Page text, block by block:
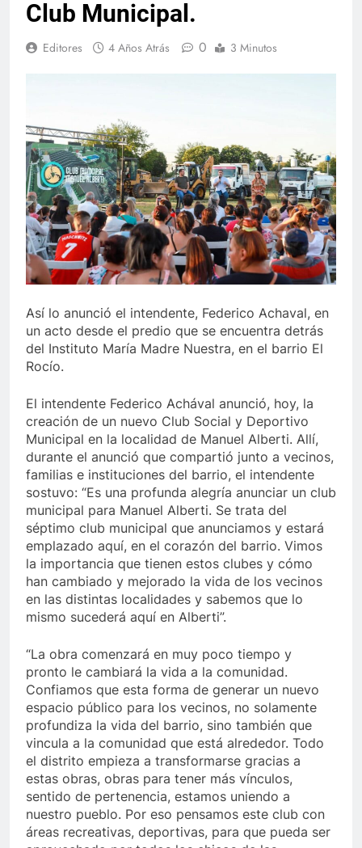
Club Municipal.
Editores 4 Años Atrás 0 3 Minutos
Así lo anunció el intendente, Federico Achaval, en
un acto desde el predio que se encuentra detrás
del Instituto María Madre Nuestra, en el barrio El
Rocío.
El intendente Federico Achával anunció, hoy, la
creación de un nuevo Club Social y Deportivo
Municipal en la localidad de Manuel Alberti. Allí,
durante el anunció que compartió junto a vecinos,
familias e instituciones del barrio, el intendente
sostuvo: “Es una profunda alegría anunciar un club
municipal para Manuel Alberti. Se trata del
séptimo club municipal que anunciamos y estará
emplazado aquí, en el corazón del barrio. Vimos
la importancia que tienen estos clubes y cómo
han cambiado y mejorado la vida de los vecinos
en las distintas localidades y sabemos que lo
mismo sucederá aquí en Alberti”.
“La obra comenzará en muy poco tiempo y
pronto le cambiará la vida a la comunidad.
Confiamos que esta forma de generar un nuevo
espacio público para los vecinos, no solamente
profundiza la vida del barrio, sino también que
vincula a la comunidad que está alrededor. Todo
el distrito empieza a transformarse gracias a
estas obras, obras para tener más vínculos,
sentido de pertenencia, estamos uniendo a
nuestro pueblo. Por eso pensamos este club con
áreas recreativas, deportivas, para que pueda ser